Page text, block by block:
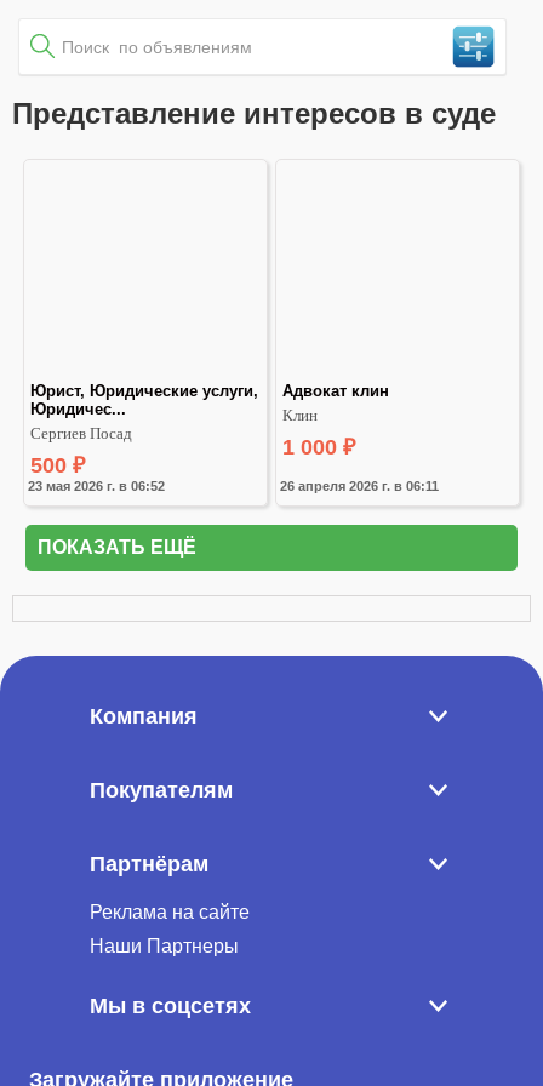
Представление интересов в суде
23 мая 2026 г. в 06:52
Юрист, Юридические услуги,
Юридичес...
Сергиев Посад
500 ₽
26 апреля 2026 г. в 06:11
Адвокат клин
Клин
1 000 ₽
ПОКАЗАТЬ ЕЩЁ
Компания
Покупателям
Партнёрам
Реклама на сайте
Наши Партнеры
Мы в соцсетях
Загружайте приложение